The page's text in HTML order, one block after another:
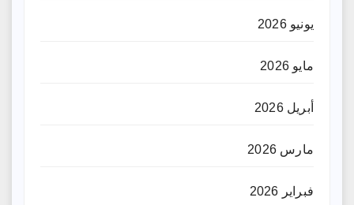
يونيو 2026
مايو 2026
أبريل 2026
مارس 2026
فبراير 2026